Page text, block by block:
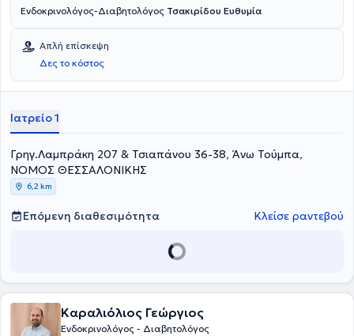
Ενδοκρινολόγος-Διαβητολόγος Τσακιρίδου Ευθυμία
Απλή επίσκεψη
Δες το κόστος
Ιατρείο 1
Γρηγ.Λαμπράκη 207 & Τσιαπάνου 36-38, Άνω Τούμπα,
ΝΟΜΟΣ ΘΕΣΣΑΛΟΝΙΚΗΣ
6,2 km
Επόμενη διαθεσιμότητα Κλείσε ραντεβού
Καραλιόλιος Γεώργιος
Ενδοκρινολόγος - Διαβητολόγος